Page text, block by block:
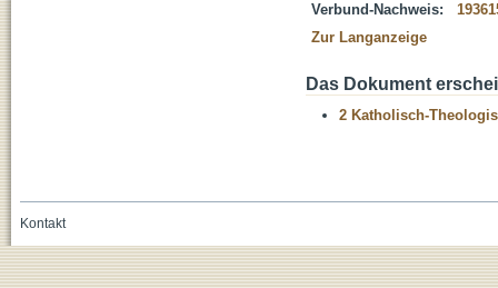
Verbund-Nachweis:
Zur Langanzeige
Das Dokument
2 Katholisch-
Kontakt